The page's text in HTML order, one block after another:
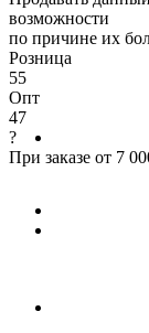
возможности
по причине их
Розница
55
Опт
47
?
При заказе от 7